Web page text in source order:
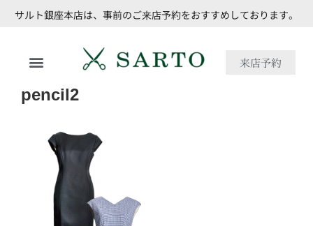
サルト銀座本店は、事前のご来店予約をおすすめしております。
来店予約
pencil2